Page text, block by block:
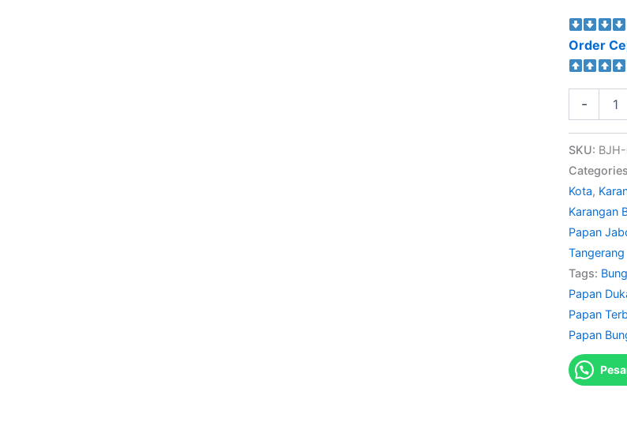
Order
-
SKU:
Kota,
Karangan
Papan
Tangerang
Tags:
Papan
Papan
Papan